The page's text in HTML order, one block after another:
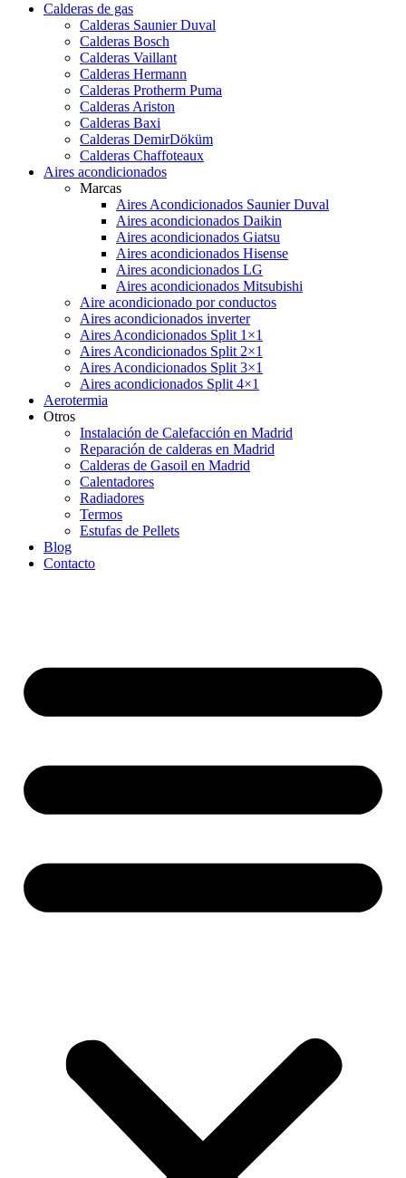
Calderas de gas
Calderas Saunier Duval
Calderas Bosch
Calderas Vaillant
Calderas Hermann
Calderas Protherm Puma
Calderas Ariston
Calderas Baxi
Calderas DemirDöküm
Calderas Chaffoteaux
Aires acondicionados
Marcas
Aires Acondicionados Saunier Duval
Aires acondicionados Daikin
Aires acondicionados Giatsu
Aires acondicionados Hisense
Aires acondicionados LG
Aires acondicionados Mitsubishi
Aire acondicionado por conductos
Aires acondicionados inverter
Aires Acondicionados Split 1×1
Aires Acondicionados Split 2×1
Aires Acondicionados Split 3×1
Aires acondicionados Split 4×1
Aerotermia
Otros
Instalación de Calefacción en Madrid
Reparación de calderas en Madrid
Calderas de Gasoil en Madrid
Calentadores
Radiadores
Termos
Estufas de Pellets
Blog
Contacto